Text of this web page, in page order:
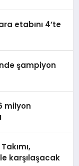
etabını 4’te
şampiyon
milyon
karşılaşacak